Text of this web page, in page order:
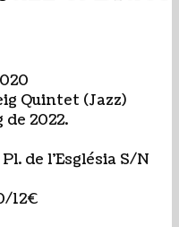
Quintet (Jazz)
de 2022.
de l’Església S/N
12€